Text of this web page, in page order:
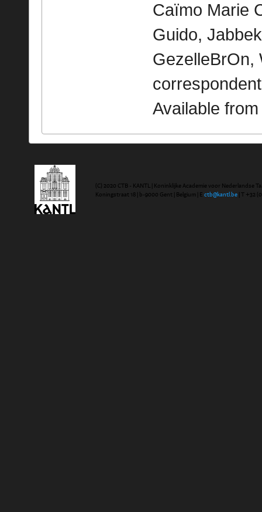
Caïmo Marie
Guido,
GezelleBrOn,
Available
(C) 2020 CTB - KANTL | Koninklijke Academie voor Nederlandse
Koningstraat 18 | b-9000 Gent | Belgium | E ctb@kantl.be | T +32